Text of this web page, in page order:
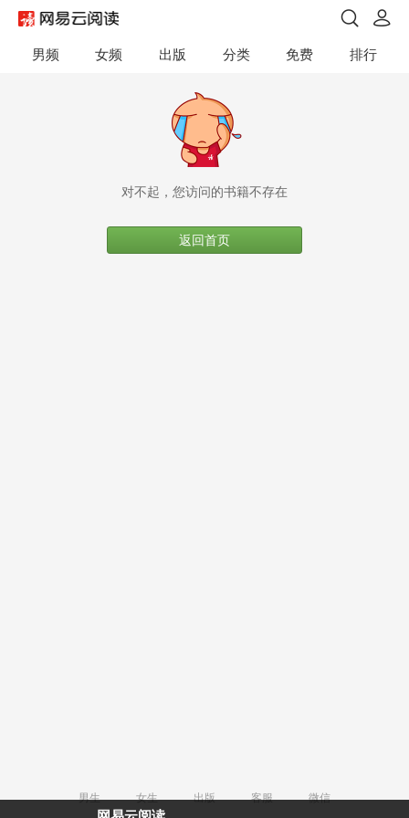
男频 女频 出版 分类 免费 排行
对不起，您访问的书籍不存在
返回首页
男生 女生 出版 客服
微信